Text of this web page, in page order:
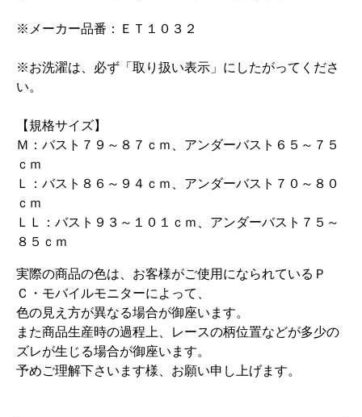
※メーカー品番：ＥＴ１０３２
※お洗濯は、必ず「取り扱い表示」にしたがってくださ
い。
【規格サイズ】
Ｍ：バスト７９～８７ｃｍ、アンダーバスト６５～７５
ｃｍ
Ｌ：バスト８６～９４ｃｍ、アンダーバスト７０～８０
ｃｍ
ＬＬ：バスト９３～１０１ｃｍ、アンダーバスト７５～
８５ｃｍ
実際の商品の色は、お客様がご使用になられているＰ
Ｃ・モバイルモニターによって、
色の見え方が異なる場合が御座います。
また商品生産時の過程上、レースの柄位置などが多少の
ズレが生じる場合が御座います。
予めご理解下さいます様、お願い申し上げます。